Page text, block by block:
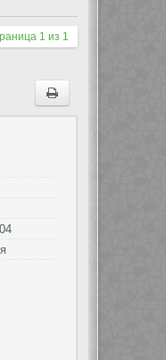
1 из 1